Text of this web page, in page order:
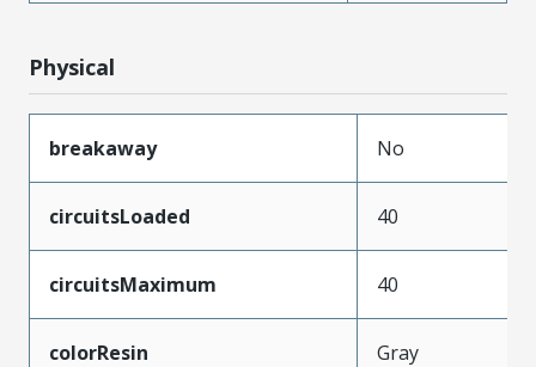
Physical
breakaway No
circuitsLoaded 40
circuitsMaximum 40
colorResin Gray